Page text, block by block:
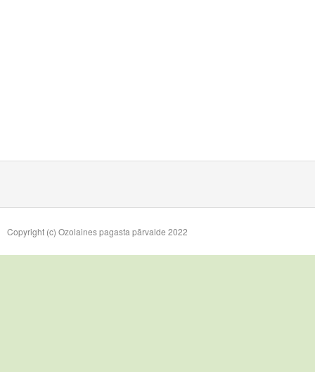
Copyright (c) Ozolaines pagasta pārvalde 2022